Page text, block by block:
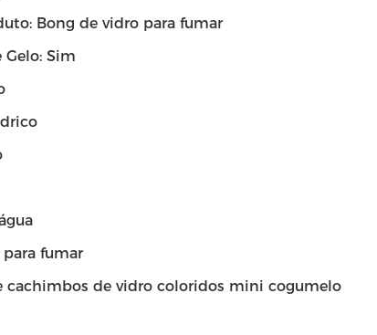
Bong de vidro para fumar
Sim
fumar
cachimbos de vidro coloridos mini cogumelo